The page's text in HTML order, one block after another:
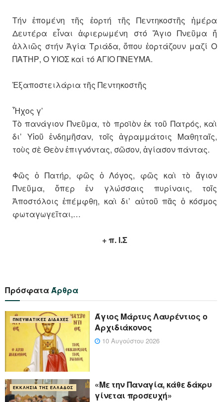
Τήν ἑπομένη τῆς ἑορτή τῆς Πεντηκοστῆς ἡμέρα
Δευτέρα εἶναι ἀφιερωμένη στό Ἅγιο Πνεῦμα ἤ
ἀλλιῶς στήν Ἁγία Τριάδα, ὅπου ἑορτάζουν μαζί Ο
ΠΑΤΗΡ, Ο ΥΙΟΣ καί τό ΑΓΙΟ ΠΝΕΥΜΑ.
Ἐξαποστειλάρια τῆς Πεντηκοστῆς
Ἦχος γ’
Τὸ πανάγιον Πνεῦμα, τὸ προϊὸν ἐκ τοῦ Πατρός, καὶ
δι’ Υἱοῦ ἐνδημῆσαν, τοῖς ἀγραμμάτοις Μαθηταῖς,
τοὺς σὲ Θεὸν ἐπιγνόντας, σῶσον, ἁγίασον πάντας.
Φῶς ὁ Πατήρ, φῶς ὁ Λόγος, φῶς καὶ τὸ ἅγιον
Πνεῦμα, ὅπερ ἐν γλώσσαις πυρίναις, τοῖς
Ἀποστόλοις ἐπέμφθη, καὶ δι’ αὐτοῦ πᾶς ὁ κόσμος
φωταγωγεῖται,…
+ π. Ι.Σ
ΠρόσφαταΆρθρα
ΠΝΕΥΜΑΤΙΚΈΣ ΔΙΔΑΧΈΣ
Άγιος Μάρτυς Λαυρέντιος ο
Αρχιδιάκονος
10 Αυγούστου 2026
ΕΚΚΛΗΣΊΑ ΤΗΣ ΕΛΛΆΔΟΣ
«Με την Παναγία, κάθε δάκρυ
γίνεται προσευχή»